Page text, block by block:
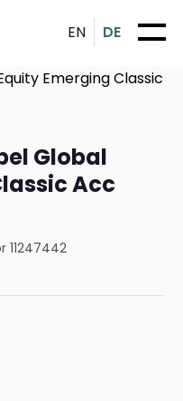
EN DE
Global
Acc
11247442